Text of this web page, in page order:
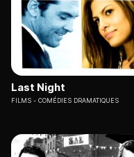
Last Night
FILMS COMÉDIES DRAMATIQUES